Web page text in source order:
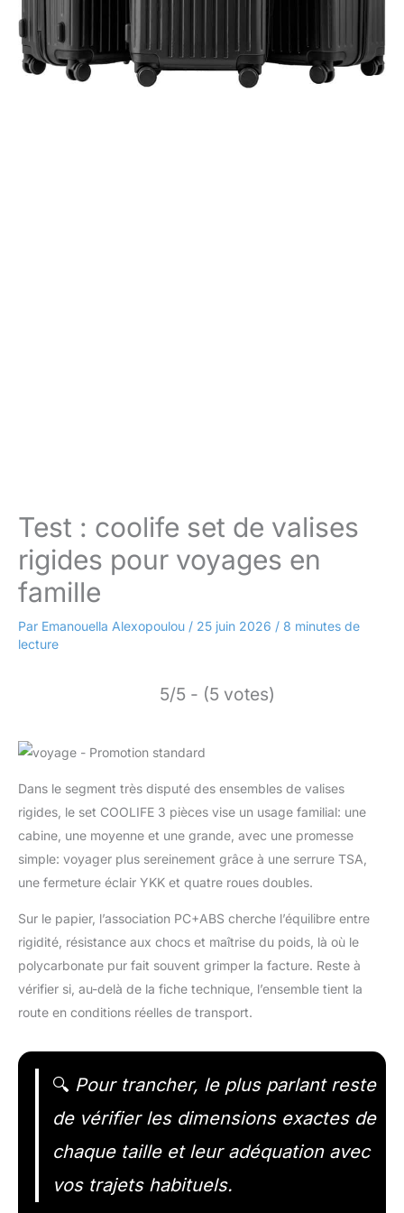
Test : coolife set de valises
rigides pour voyages en
famille
Par Emanouella Alexopoulou / 25 juin 2026 / 8 minutes de
lecture
5/5 - (5 votes)
Dans le segment très disputé des ensembles de valises
rigides, le set COOLIFE 3 pièces vise un usage familial: une
cabine, une moyenne et une grande, avec une promesse
simple: voyager plus sereinement grâce à une serrure TSA,
une fermeture éclair YKK et quatre roues doubles.
Sur le papier, l’association PC+ABS cherche l’équilibre entre
rigidité, résistance aux chocs et maîtrise du poids, là où le
polycarbonate pur fait souvent grimper la facture. Reste à
vérifier si, au-delà de la fiche technique, l’ensemble tient la
route en conditions réelles de transport.
🔍 Pour trancher, le plus parlant reste
de vérifier les dimensions exactes de
chaque taille et leur adéquation avec
vos trajets habituels.